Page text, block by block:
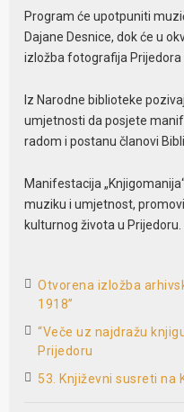
Program će upotpuniti
Dajane Desnice, dok će u
izložba fotografija Prijedora
Iz Narodne biblioteke
umjetnosti da posjete
radom i postanu članovi
Manifestacija
muziku i umjetnost,
kulturnog života u Prijedoru.
Otvorena izložba
1918”
“Veče uz najdražu
Prijedoru
53. Književni susreti na